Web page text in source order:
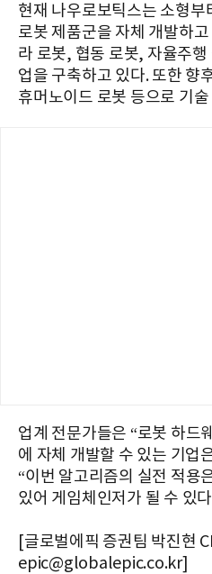
현재 나우로보틱스는 소형
로봇 제품군을 자체 개발하
라 로봇, 협동 로봇, 자율주
업을 구축하고 있다. 또한 향
휴머노이드 로봇 등으로 기
업계 전문가들은 “로봇 하드
에 자체 개발할 수 있는 기업
“이번 알고리즘의 실전 적용
있어 게임체인저가 될 수 있
[글로벌에픽 증권팀 박진현
epic@globalepic.co.kr]